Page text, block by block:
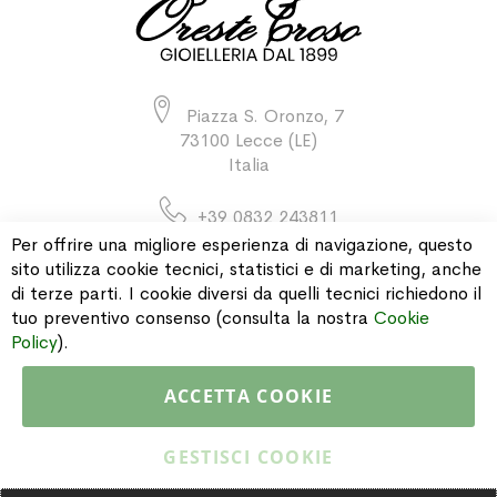
Piazza S. Oronzo, 7
73100 Lecce (LE)
Italia
+39 0832 243811
INFORMAZIONI
Per offrire una migliore esperienza di navigazione, questo
sito utilizza cookie tecnici, statistici e di marketing, anche
di terze parti. I cookie diversi da quelli tecnici richiedono il
tuo preventivo consenso (consulta la nostra Cookie
Policy).
ACCETTA COOKIE
GESTISCI COOKIE